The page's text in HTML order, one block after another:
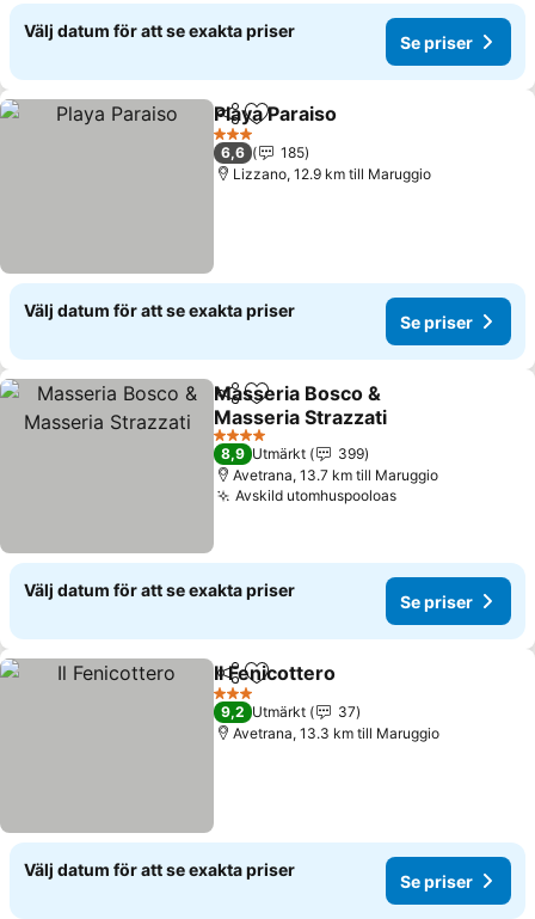
Välj datum för att se exakta priser
Se priser
Dela Lägg till i Mina Favoriter
Playa Paraiso
3 Stjärnor
6,6
185
Lizzano, 12.9 km till Maruggio
Välj datum för att se exakta priser
Se priser
Dela Lägg till i Mina Favoriter
Masseria Bosco &
Masseria Strazzati
4 Stjärnor
8,9 Utmärkt
399
Avetrana, 13.7 km till Maruggio
Avskild utomhuspooloas
Välj datum för att se exakta priser
Se priser
Dela Lägg till i Mina Favoriter
Il Fenicottero
3 Stjärnor
9,2 Utmärkt
37
Avetrana, 13.3 km till Maruggio
Välj datum för att se exakta priser
Se priser